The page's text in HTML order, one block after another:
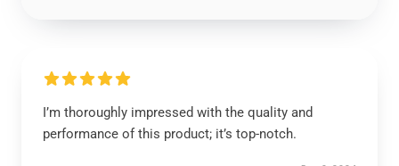
I’m thoroughly impressed with the quality and
performance of this product; it’s top-notch.